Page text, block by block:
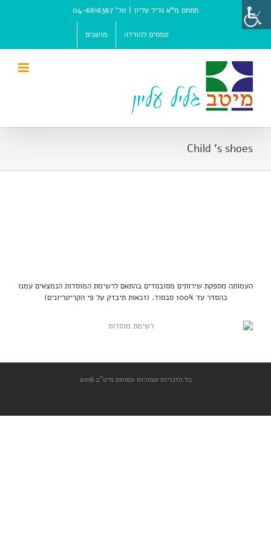
content
מתחם מ"א גליל עליון |טל' 04-6816367
טפסים להורדה מושגים
Child 's shoes
העמותה מספקת שירותים מסובסדים בהתאם לרשימת המוסדות הנמצאים עמנו
בהסדר עד 100% סבסוד. (זכאות תיבדק על פי הקריטריונים)
כל הזכויות שמורות עמותת מיט"ב 2016